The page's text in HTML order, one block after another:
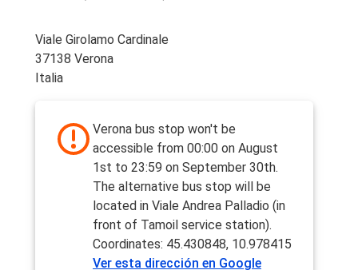
Viale Girolamo Cardinale
37138 Verona
Italia
Verona bus stop won't be
accessible from 00:00 on August
1st to 23:59 on September 30th.
The alternative bus stop will be
located in Viale Andrea Palladio (in
front of Tamoil service station).
Coordinates: 45.430848, 10.978415
Ver esta dirección en Google